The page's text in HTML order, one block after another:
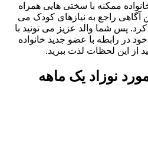
ممکنه با سختی هایی همراه
راجع به نیازهای کودک می
پس شما والد عزیز می تونید با
در رابطه با عضو جدید خانواده
از این لحظات لذت ببرید.
نوزاد یک ماهه